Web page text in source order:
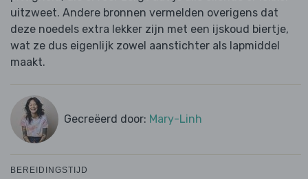
uitzweet. Andere bronnen vermelden overigens dat
deze noedels extra lekker zijn met een ijskoud biertje,
wat ze dus eigenlijk zowel aanstichter als lapmiddel
maakt.
Gecreëerd door: Mary-Linh
BEREIDINGSTIJD